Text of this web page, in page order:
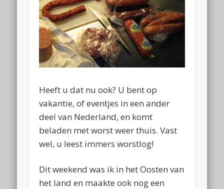
Heeft u dat nu ook? U bent op
vakantie, of eventjes in een ander
deel van Nederland, en komt
beladen met worst weer thuis. Vast
wel, u leest immers worstlog!
Dit weekend was ik in het Oosten van
het land en maakte ook nog een